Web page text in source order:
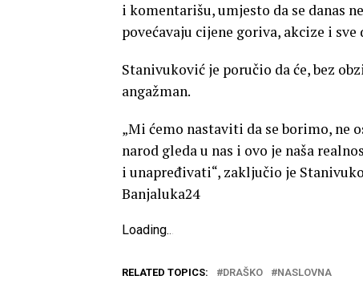
i komentarišu, umjesto da se danas
povećavaju cijene goriva, akcize i sve
Stanivuković je poručio da će, bez
angažman.
„Mi ćemo nastaviti da se borimo, ne
narod gleda u nas i ovo je naša
i unapređivati“, zaključio je
Banjaluka24
Loading...
RELATED TOPICS: DRAŠKO NASLOVNA